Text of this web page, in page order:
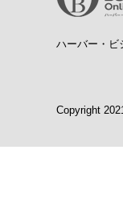
ハーバー・ビ
Copyright